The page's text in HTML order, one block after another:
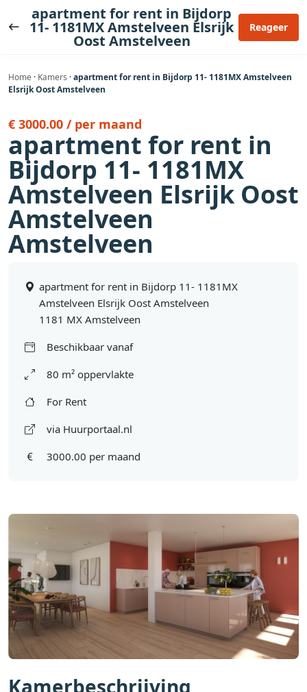
naar
apartment for rent in Bijdorp
11- 1181MX Amstelveen Elsrijk
Oost Amstelveen
Reageer
Home · Kamers ·apartment for rent in Bijdorp 11- 1181MX Amstelveen
Elsrijk Oost Amstelveen
Kamerbeschrijving
€ 3000.00 / per maand
apartment for rent in
Bijdorp 11- 1181MX
Amstelveen Elsrijk Oost
Amstelveen
Amstelveen
apartment for rent in Bijdorp 11- 1181MX
Amstelveen Elsrijk Oost Amstelveen
1181 MX Amstelveen
Beschikbaar vanaf
80 m² oppervlakte
For Rent
via Huurportaal.nl
3000.00 per maand